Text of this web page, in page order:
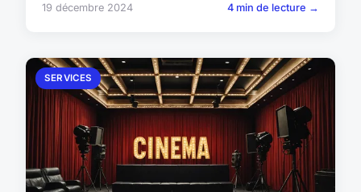
19 décembre 2024 4 min de lecture →
SERVICES